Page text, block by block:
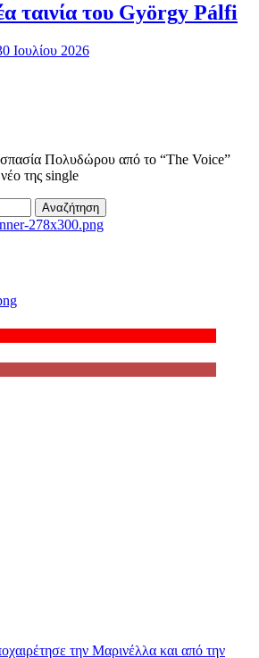
ταινία του György Pálfi
Ιουλίου 2026
Πολυδώρου από το “The Voice”
της single
την Μαρινέλλα και από την